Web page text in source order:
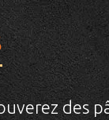
des